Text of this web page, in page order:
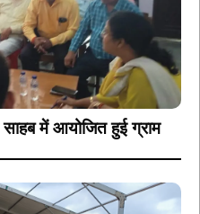
साहब में आयोजित हुई ग्राम